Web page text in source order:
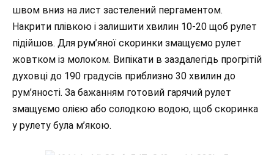
швом вниз на лист застелений пергаментом.
Накрити плівкою і залишити хвилин 10-20 щоб рулет
підійшов. Для рум’яної скоринки змащуємо рулет
жовтком із молоком. Випікати в заздалегідь прогрітій
духовці до 190 градусів приблизно 30 хвилин до
рум’яності. За бажанням готовий гарячий рулет
змащуємо олією або солодкою водою, щоб скоринка
у рулету була м’якою.